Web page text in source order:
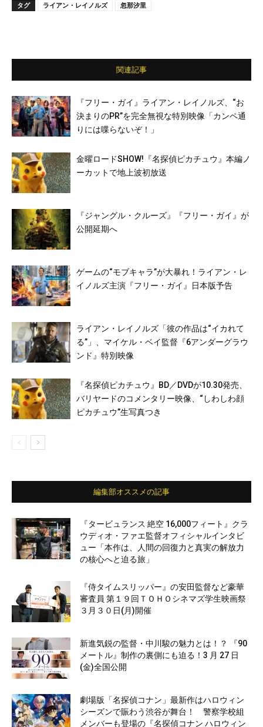
タグ ライアン・レイノルズ 忽那汐里
関連記事
『フリー・ガイ』ライアン・レイノルズ、“お
決まりのPR”を完全無視な特別映像「カンペ通
りには喋らないぞ！」
金曜ロードSHOW!『名探偵ピカチュウ』本編ノ
ーカットで地上波初放送
『ジャングル・クルーズ』『フリー・ガイ』が
公開延期へ
ゲームの“モブキャラ”が大暴れ！ライアン・レ
イノルズ主演『フリー・ガイ』日本版予告
ライアン・レイノルズ「彼の作品は“イカれて
る”」、マイケル・ベイ監督『6アンダーグラウ
ンド』特別映像
『名探偵ピカチュウ』BD／DVDが10.30発売、
バリヤードのコメンタリー映像、“しわしわ顔
ピカチュウ”生写真つき
編集部オススメの記事
『タービュランス 絶空 16,000フィート』クラ
ウディオ・ファエ監督オフィシャルインタビ
ュー「本作は、人間の回復力と真実の解放力
の核心へと迫る旅」
『侍タイムスリッパー』の安田監督など豪華
審査員 第１９回ＴＯＨＯシネマズ学生映画祭
３月３０日(月)開催
新進気鋭の監督・中川駿の魅力とは！？ 『90
メートル』制作の裏側にも迫る！3 月 27 日
(金)全国公開
劇場版「名探偵コナン」最新作はハロウィン
シーズンで賑わう渋谷が舞台！ 警察学校組
メンバーも登場の『名探偵コナン ハロウィン